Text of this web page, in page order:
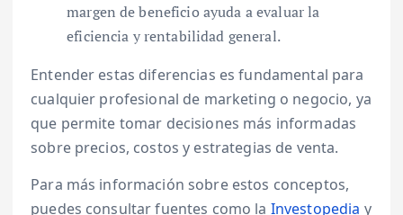
margen de beneficio ayuda a evaluar la
eficiencia y rentabilidad general.
Entender estas diferencias es fundamental para
cualquier profesional de marketing o negocio, ya
que permite tomar decisiones más informadas
sobre precios, costos y estrategias de venta.
Para más información sobre estos conceptos,
puedes consultar fuentes como la Investopedia y